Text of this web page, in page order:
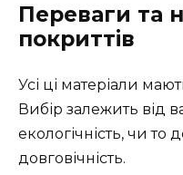
Переваги та
покриттів
Усі ці матеріали
Вибір залежить від
екологічність, чи то
довговічність.